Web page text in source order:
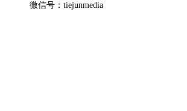
微信号：tiejunmedia